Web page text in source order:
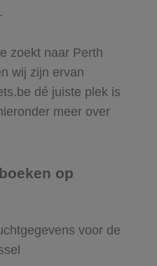
zoekt naar Perth
wij zijn ervan
dé juiste plek is
meer over
op
voor de